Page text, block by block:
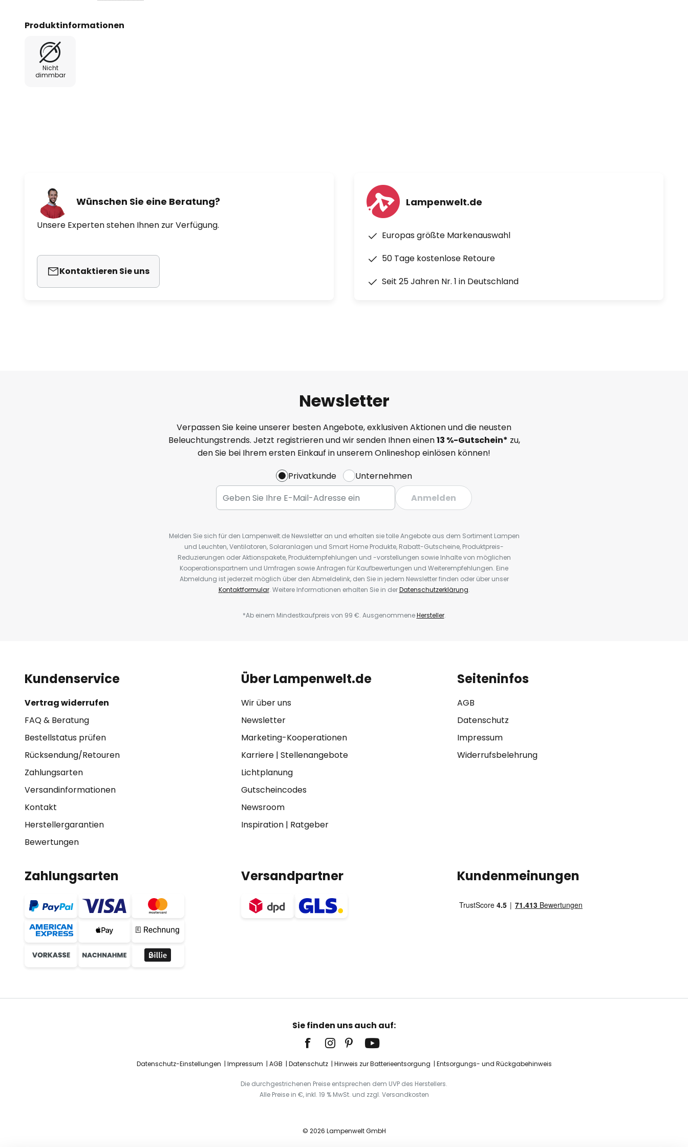
Produktinformationen
Nicht
dimmbar
Wünschen Sie eine Beratung?
Unsere Experten stehen Ihnen zur Verfügung.
Kontaktieren Sie uns
Lampenwelt.de
Europas größte Markenauswahl
50 Tage kostenlose Retoure
Seit 25 Jahren Nr. 1 in Deutschland
Newsletter
Verpassen Sie keine unserer besten Angebote, exklusiven Aktionen und die neusten
Beleuchtungstrends. Jetzt registrieren und wir senden Ihnen einen13 %-Gutschein* zu,
den Sie bei Ihrem ersten Einkauf in unserem Onlineshop einlösen können!
Privatkunde
Unternehmen
Anmelden
Melden Sie sich für den Lampenwelt.de Newsletter an und erhalten sie tolle Angebote aus dem Sortiment Lampen
und Leuchten, Ventilatoren, Solaranlagen und Smart Home Produkte, Rabatt-Gutscheine, Produktpreis-
Reduzierungen oder Aktionspakete, Produktempfehlungen und -vorstellungen sowie Inhalte von möglichen
Kooperationspartnern und Umfragen sowie Anfragen für Kaufbewertungen und Weiterempfehlungen. Eine
Abmeldung ist jederzeit möglich über den Abmeldelink, den Sie in jedem Newsletter finden oder über unser
Kontaktformular. Weitere Informationen erhalten Sie in derDatenschutzerklärung.
*Ab einem Mindestkaufpreis von 99 €. AusgenommeneHersteller.
Kundenservice
Vertrag widerrufen
FAQ & Beratung
Bestellstatus prüfen
Rücksendung/Retouren
Zahlungsarten
Versandinformationen
Kontakt
Herstellergarantien
Bewertungen
Über Lampenwelt.de
Wir über uns
Newsletter
Marketing-Kooperationen
Karriere| Stellenangebote
Lichtplanung
Gutscheincodes
Newsroom
Inspiration| Ratgeber
Seiteninfos
AGB
Datenschutz
Impressum
Widerrufsbelehrung
Zahlungsarten Versandpartner Kundenmeinungen
Sie finden uns auch auf:
Datenschutz-Einstellungen Impressum AGB Datenschutz Hinweis zur Batterieentsorgung Entsorgungs- und Rückgabehinweis
Die durchgestrichenen Preise entsprechen dem UVP des Herstellers.
Alle Preise in €, inkl. 19 % MwSt. und zzgl. Versandkosten
© 2026 Lampenwelt GmbH